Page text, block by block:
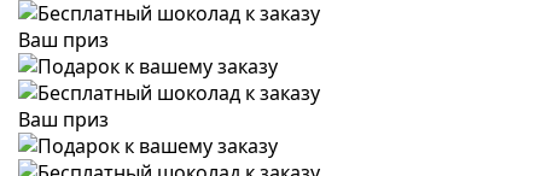
Ваш приз
Ваш приз